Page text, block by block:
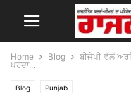
Home Blog
ਬੀਜੇਪੀ ਵੱਲੋਂ
ਪਰਦਾ...
Blog Punjab